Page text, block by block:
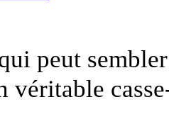
peut
véritable